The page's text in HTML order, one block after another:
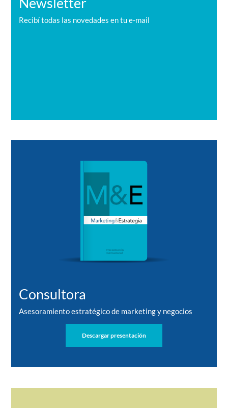
Recibí todas las novedades en tu e-mail
Consultora
Asesoramiento estratégico de marketing y negocios
Descargar presentación